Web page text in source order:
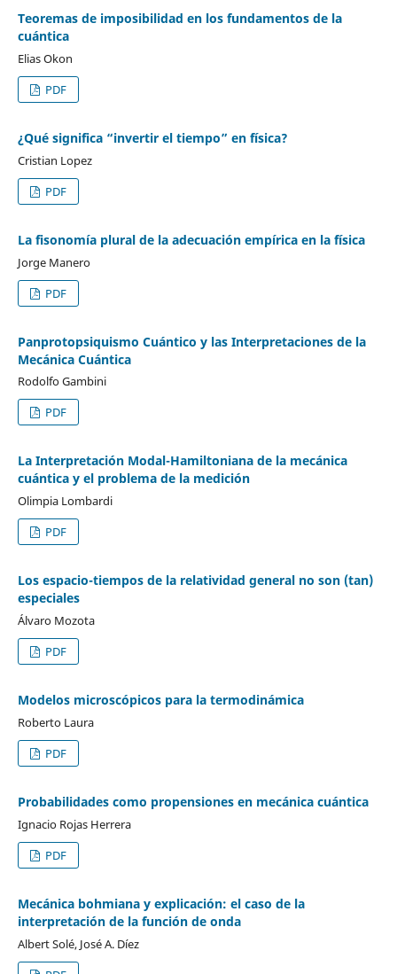
Teoremas de imposibilidad en los fundamentos de la
cuántica
Elias Okon
PDF
¿Qué significa “invertir el tiempo” en física?
Cristian Lopez
PDF
La fisonomía plural de la adecuación empírica en la física
Jorge Manero
PDF
Panprotopsiquismo Cuántico y las Interpretaciones de la
Mecánica Cuántica
Rodolfo Gambini
PDF
La Interpretación Modal-Hamiltoniana de la mecánica
cuántica y el problema de la medición
Olimpia Lombardi
PDF
Los espacio-tiempos de la relatividad general no son (tan)
especiales
Álvaro Mozota
PDF
Modelos microscópicos para la termodinámica
Roberto Laura
PDF
Probabilidades como propensiones en mecánica cuántica
Ignacio Rojas Herrera
PDF
Mecánica bohmiana y explicación: el caso de la
interpretación de la función de onda
Albert Solé, José A. Díez